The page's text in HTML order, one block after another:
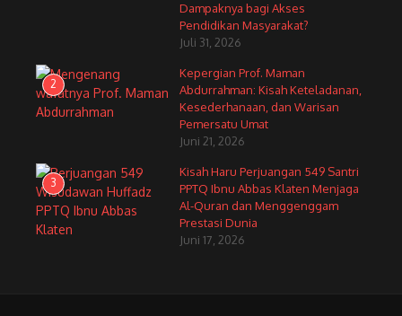
Dampaknya bagi Akses
Pendidikan Masyarakat?
Juli 31, 2026
2
Kepergian Prof. Maman
Abdurrahman: Kisah Keteladanan,
Kesederhanaan, dan Warisan
Pemersatu Umat
Juni 21, 2026
3
Kisah Haru Perjuangan 549 Santri
PPTQ Ibnu Abbas Klaten Menjaga
Al-Quran dan Menggenggam
Prestasi Dunia
Juni 17, 2026